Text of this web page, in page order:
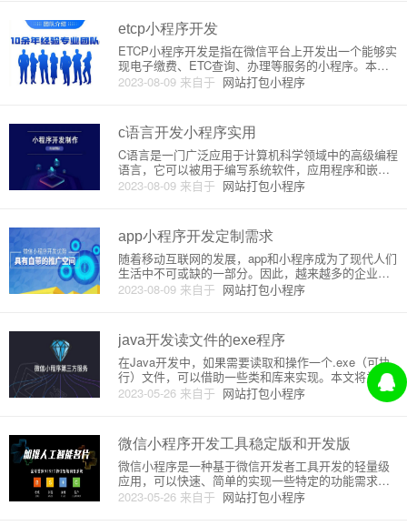
容。本文将介绍H5
etcp小程序开发
2023-08-09 来自于 网站打包小程序
ETCP小程序开发是指在微信平台上开发出一个能够实
现电子缴费、ETC查询、办理等服务的小程序。本文
将详细介绍ETCP小程序开发的原理和流程。一、ETC
P小程序开发原理ETCP小程序开发的实现原理基于微
信公众号的
c语言开发小程序实用
2023-08-09 来自于 网站打包小程序
C语言是一门广泛应用于计算机科学领域中的高级编程
语言，它可以被用于编写系统软件，应用程序和嵌入
式系统。C语言具有跨平台性强、编译效率高、学习曲
线平滑等优点，被广泛应用于计算机编程教育和工程
程序，以及开发过程中
app小程序开发定制需求
2023-08-09 来自于 网站打包小程序
随着移动互联网的发展，app和小程序成为了现代人们
生活中不可或缺的一部分。因此，越来越多的企业开
始将自己的业务、产品和服务向app和小程序拓展，达
到更广泛、更便捷、更高效的覆盖。App和小程序开
举措之一。本文将
java开发读文件的exe程序
2023-05-26 来自于 网站打包小程序
在Java开发中，如果需要读取和操作一个.exe（可执
行）文件，可以借助一些类和库来实现。本文将为您
提供关于如何使用Java读取、操作及运行.exe文件的
介绍。一、Java读取exe文件Java提供了File类以及Fil
微信小程序开发工具稳定版和开发版
2023-05-26 来自于 网站打包小程序
微信小程序是一种基于微信开发者工具开发的轻量级
应用，可以快速、简单的实现一些特定的功能需求，
可以在微信内嵌入并直接使用。微信小程序的流程如
下：1.开发阶段：编写小程序代码并在微信开发者工